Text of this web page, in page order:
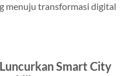
menuju transformasi digital
Smart City